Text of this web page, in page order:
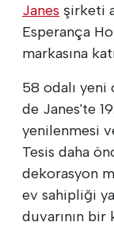
Janes şirketi
Esperança
markasına
58 odalı yeni
de Janes'te
yenilenmesi
Tesis daha
dekorasyon
ev sahipliği
duvarının bir